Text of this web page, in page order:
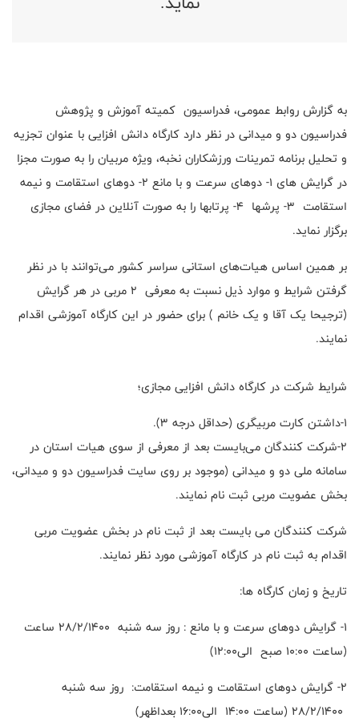
به گزارش روابط عمومی، فدراسیون کمیته آموزش و پژوهش
فدراسیون دو و میدانی در نظر دارد کارگاه دانش افزایی با عنوان تجزیه
و تحلیل برنامه تمرینات ورزشکاران نخبه، ویژه مربیان را به صورت مجزا
در گرایش های 1- دوهای سرعت و با مانع 2- دوهای استقامت و نیمه
استقامت 3- پرشها 4- پرتابها را به صورت آنلاین در فضای مجازی
برگزار نماید.
بر همین اساس هیات‌های استانی سراسر کشور می‌توانند با در نظر
گرفتن شرایط و موارد ذیل نسبت به معرفی 2 مربی در هر گرایش
(ترجیحا یک آقا و یک خانم ) برای حضور در این کارگاه آموزشی اقدام
نمایند.
شرایط شرکت در کارگاه دانش افزایی مجازی؛
۱-داشتن کارت مربیگری (حداقل درجه 3).
۲-شرکت کنندگان می‌بایست بعد از معرفی از سوی هیات استان در
سامانه ملی دو و میدانی (موجود بر روی سایت فدراسیون دو و میدانی،
بخش عضویت مربی ثبت نام نمایند.
شرکت کنندگان می بایست بعد از ثبت نام در بخش عضویت مربی
اقدام به ثبت نام در کارگاه آموزشی مورد نظر نمایند.
تاریخ و زمان کارگاه ها:
1- گرایش دوهای سرعت و با مانع : روز سه شنبه 28/2/1400 ساعت
(ساعت 10:00 صبح الی12:00)
2- گرایش دوهای استقامت و نیمه استقامت: روز سه شنبه